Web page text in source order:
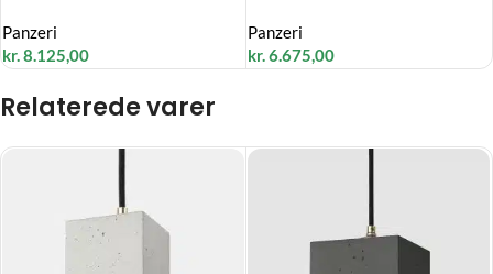
Panzeri
kr.8.125,00
Panzeri
kr.6.675,00
Relaterede varer